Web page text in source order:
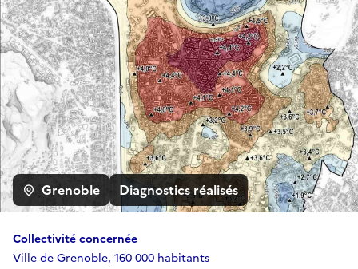
Grenoble Diagnostics réalisés
Collectivité concernée
Ville de Grenoble, 160 000 habitants